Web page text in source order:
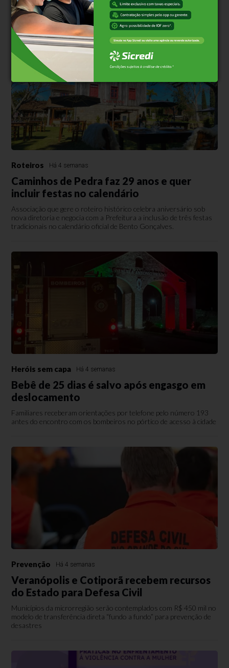
Iniciativa promovida pela SEDES em parceria com a ONU e o
Serviço Jesuíta beneficia 40 alunos migrantes com aulas aos
sábados
Roteiros Há 4 semanas
Caminhos de Pedra faz 29 anos e quer
incluir festas no calendário
Associação que gere o roteiro histórico celebra aniversário sob
nova diretoria e negocia com a Prefeitura a inclusão de três festas
tradicionais no calendário oficial de Bento Gonçalves.
Heróis sem capa Há 4 semanas
Bebê de 25 dias é salvo após engasgo em
deslocamento
Familiares receberam orientações por telefone pelo número 193
antes do encontro com os bombeiros no pórtico de acesso à cidade
Prevenção Há 4 semanas
Veranópolis e Cotiporã recebem recursos
do Estado para Defesa Civil
Municípios da microrregião serão contemplados com R$ 450 mil no
modelo de transferência direta “fundo a fundo” para prevenção de
desastres